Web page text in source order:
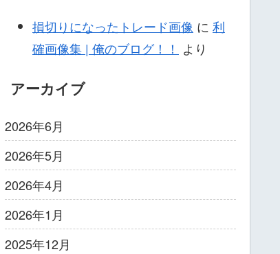
損切りになったトレード画像 に 利
確画像集 | 俺のブログ！！ より
アーカイブ
2026年6月
2026年5月
2026年4月
2026年1月
2025年12月